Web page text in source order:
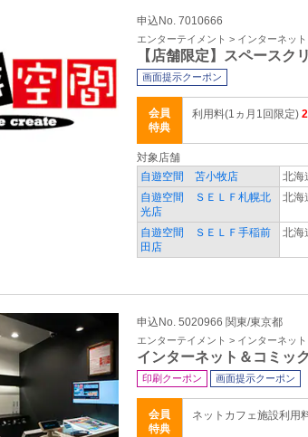
申込No. 7010666
エンターテイメント > インターネット
【店舗限定】スペースク
画面提示クーポン
会員
特典
利用料(1ヵ月1回限定)
対象店舗
自遊空間 苫小牧店
北海
自遊空間 ＳＥＬＦ札幌北
光店
北海
自遊空間 ＳＥＬＦ手稲前
田店
北海
申込No. 5020966 関東/東京都
エンターテイメント > インターネット
インターネット＆コミッ
印刷クーポン 画面提示クーポン
会員
特典
ネットカフェ施設利用